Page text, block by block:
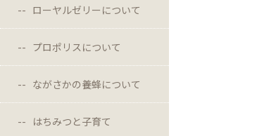
ローヤルゼリーについて
プロポリスについて
ながさかの養蜂について
はちみつと子育て